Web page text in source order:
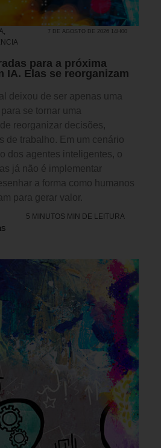
,
7 DE AGOSTO DE 2026 14H00
para a próxima
IA. Elas se reorganizam
deixou de ser apenas uma
se tornar uma
reorganizar decisões,
de trabalho. Em um cenário
dos agentes inteligentes, o
já não é implementar
a forma como humanos
para gerar valor.
5 MINUTOS MIN DE LEITURA